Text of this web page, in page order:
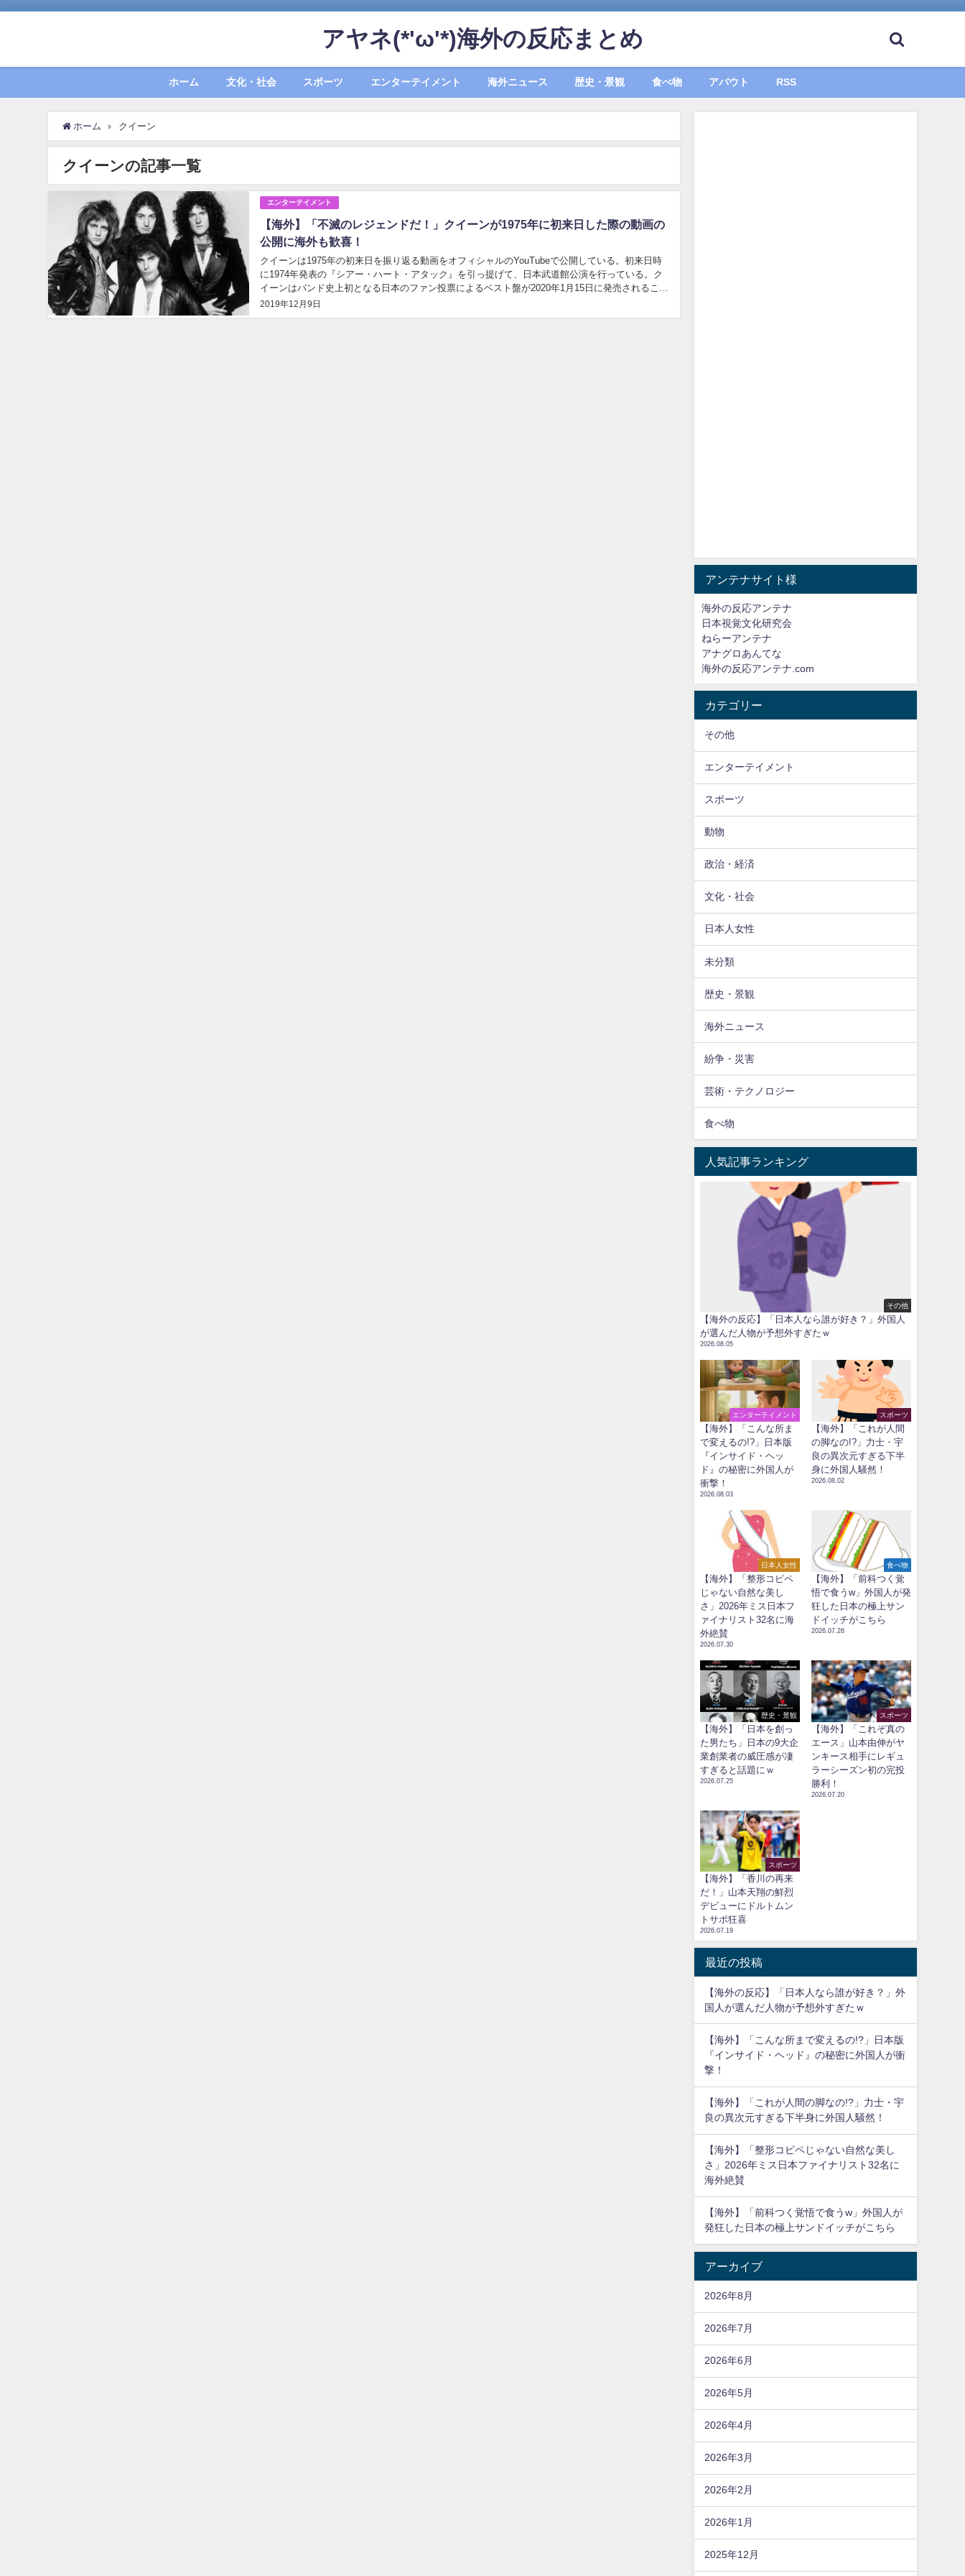
アヤネ(*'ω'*)海外の反応まとめ
ホーム 文化・社会 スポーツ エンターテイメント 海外ニュース 歴史・景観 食べ物 アバウト RSS
ホーム クイーン
クイーンの記事一覧
エンターテイメント
【海外】「不滅のレジェンドだ！」クイーンが1975年に初来日した際の動画の
公開に海外も歓喜！
2019年12月9日
クイーンは1975年の初来日を振り返る動画をオフィシャルのYouTubeで公開している。初来日時
に1974年発表の『シアー・ハート・アタック』を引っ提げて、日本武道館公演を行っている。ク
イーンはバンド史上初となる日本のファン投票によるベスト盤が2020年1月15日に発売されること
が決定している。本作はCD発売は日本の...
アンテナサイト様
海外の反応アンテナ
日本視覚文化研究会
ねらーアンテナ
アナグロあんてな
海外の反応アンテナ.com
カテゴリー
その他
エンターテイメント
スポーツ
動物
政治・経済
文化・社会
日本人女性
未分類
歴史・景観
海外ニュース
紛争・災害
芸術・テクノロジー
食べ物
人気記事ランキング
その他
【海外の反応】「日本人なら誰が好き？」外国人
が選んだ人物が予想外すぎたｗ
2026.08.05
エンターテイメント
【海外】「こんな所ま
で変えるの!?」日本版
『インサイド・ヘッ
ド』の秘密に外国人が
衝撃！
2026.08.03
スポーツ
【海外】「これが人間
の脚なの!?」力士・宇
良の異次元すぎる下半
身に外国人騒然！
2026.08.02
日本人女性
【海外】「整形コピペ
じゃない自然な美し
さ」2026年ミス日本フ
ァイナリスト32名に海
外絶賛
2026.07.30
食べ物
【海外】「前科つく覚
悟で食うw」外国人が発
狂した日本の極上サン
ドイッチがこちら
2026.07.26
歴史・景観
【海外】「日本を創っ
た男たち」日本の9大企
業創業者の威圧感が凄
すぎると話題にｗ
2026.07.25
スポーツ
【海外】「これぞ真の
エース」山本由伸がヤ
ンキース相手にレギュ
ラーシーズン初の完投
勝利！
2026.07.20
スポーツ
【海外】「香川の再来
だ！」山本天翔の鮮烈
デビューにドルトムン
トサポ狂喜
2026.07.19
最近の投稿
【海外の反応】「日本人なら誰が好き？」外
国人が選んだ人物が予想外すぎたｗ
【海外】「こんな所まで変えるの!?」日本版
『インサイド・ヘッド』の秘密に外国人が衝
撃！
【海外】「これが人間の脚なの!?」力士・宇
良の異次元すぎる下半身に外国人騒然！
【海外】「整形コピペじゃない自然な美し
さ」2026年ミス日本ファイナリスト32名に
海外絶賛
【海外】「前科つく覚悟で食うw」外国人が
発狂した日本の極上サンドイッチがこちら
アーカイブ
2026年8月
2026年7月
2026年6月
2026年5月
2026年4月
2026年3月
2026年2月
2026年1月
2025年12月